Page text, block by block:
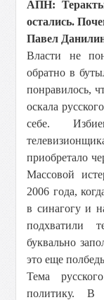
АПН:
остались.
Павел
Власти не
обратно в
понравилось,
оскала
себе.
приобретало
Массовой
2006 года,
в синагогу и
подхватили
буквально
это еще
Тема
политику. В